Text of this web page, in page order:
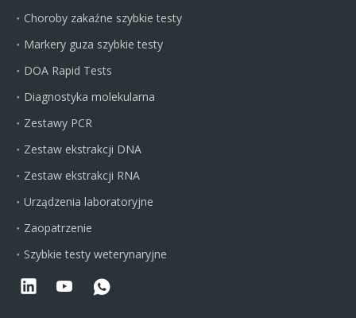
Choroby zakaźne szybkie testy
Markery guza szybkie testy
DOA Rapid Tests
Diagnostyka molekularna
Zestawy PCR
Zestaw ekstrakcji DNA
Zestaw ekstrakcji RNA
Urządzenia laboratoryjne
Zaopatrzenie
Szybkie testy weterynaryjne